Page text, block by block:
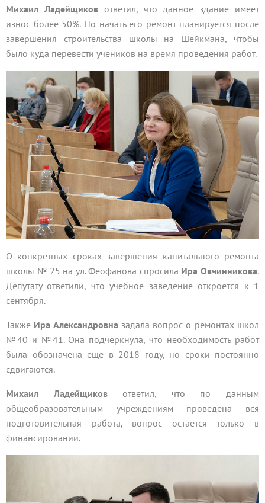
Михаил Ладейщиков ответил, что данное здание имеет
износ более 50%. Но начать его ремонт планируется после
завершения строительства школы на Шейкмана, чтобы
было куда перевести учеников на время проведения работ.
О конкретных сроках завершения капитального ремонта
школы № 25 на ул. Феофанова спросила Ира Овчинникова.
Депутату ответили, что учебное заведение откроется к 1
сентября.
Также Ира Александровна задала вопрос о ремонтах школ
№40 и №41. Она подчеркнула, что необходимость работ
была обозначена еще в 2018 году, но сроки постоянно
сдвигаются.
Михаил Ладейщиковответил, что по данным
общеобразовательным учреждениям проведена вся
подготовительная работа, вопрос остается только в
финансировании.